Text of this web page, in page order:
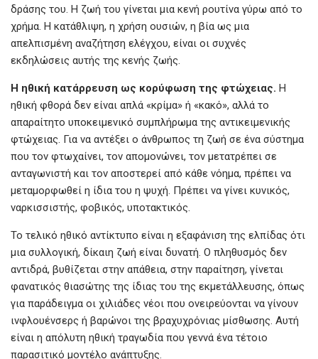
δράσης του. Η ζωή του γίνεται μια κενή ρουτίνα γύρω από το
χρήμα. Η κατάθλιψη, η χρήση ουσιών, η βία ως μια
απελπισμένη αναζήτηση ελέγχου, είναι οι συχνές
εκδηλώσεις αυτής της κενής ζωής.
Η ηθική κατάρρευση ως κορύφωση της φτώχειας. Η
ηθική φθορά δεν είναι απλά «κρίμα» ή «κακό», αλλά το
απαραίτητο υποκειμενικό συμπλήρωμα της αντικειμενικής
φτώχειας. Για να αντέξει ο άνθρωπος τη ζωή σε ένα σύστημα
που τον φτωχαίνει, τον απομονώνει, τον μετατρέπει σε
ανταγωνιστή και τον αποστερεί από κάθε νόημα, πρέπει να
μεταμορφωθεί η ίδια του η ψυχή. Πρέπει να γίνει κυνικός,
ναρκισσιστής, φοβικός, υποτακτικός.
Το τελικό ηθικό αντίκτυπο είναι η εξαφάνιση της ελπίδας ότι
μια συλλογική, δίκαιη ζωή είναι δυνατή. Ο πληθυσμός δεν
αντιδρά, βυθίζεται στην απάθεια, στην παραίτηση, γίνεται
φανατικός θιασώτης της ίδιας του της εκμετάλλευσης, όπως
για παράδειγμα οι χιλιάδες νέοι που ονειρεύονται να γίνουν
ινφλουένσερς ή βαρώνοι της βραχυχρόνιας μίσθωσης. Αυτή
είναι η απόλυτη ηθική τραγωδία που γεννά ένα τέτοιο
παρασιτικό μοντέλο ανάπτυξης.